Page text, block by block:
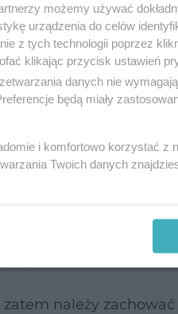
kwasów
transportuje w
za wzrost DHT.
należy
możemy używać
urządzenia do celów
z tych technologii poprzez
klikając przycisk ustawień
danych nie
będą miały
i komfortowo korzystać z
Twoich danych